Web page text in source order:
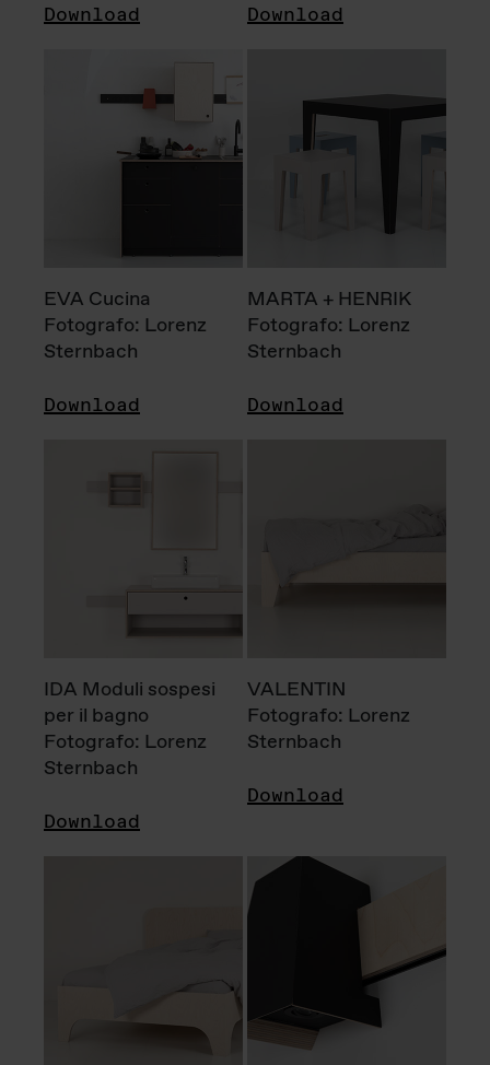
Download Download
EVA Cucina
Fotografo: Lorenz
Sternbach
Download
MARTA + HENRIK
Fotografo: Lorenz
Sternbach
Download
IDA Moduli sospesi
per il bagno
Fotografo: Lorenz
Sternbach
Download
VALENTIN
Fotografo: Lorenz
Sternbach
Download